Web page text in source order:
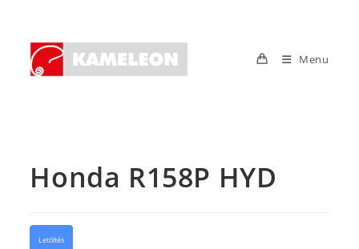
content
Menu
Honda R158P HYD
Letöltés